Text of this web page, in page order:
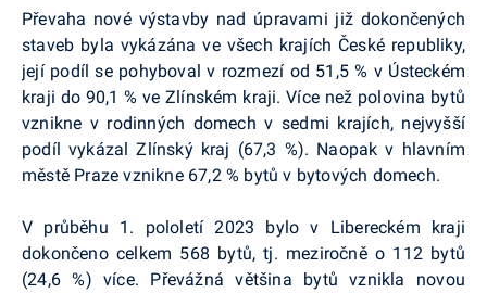
Převaha nové výstavby nad úpravami již dokončených
staveb byla vykázána ve všech krajích České republiky,
její podíl se pohyboval v rozmezí od 51,5 % v Ústeckém
kraji do 90,1 % ve Zlínském kraji. Více než polovina bytů
vznikne v rodinných domech v sedmi krajích, nejvyšší
podíl vykázal Zlínský kraj (67,3 %). Naopak v hlavním
městě Praze vznikne 67,2 % bytů v bytových domech.
V průběhu 1. pololetí 2023 bylo v Libereckém kraji
dokončeno celkem 568 bytů, tj. meziročně o 112 bytů
(24,6 %) více. Převážná většina bytů vznikla novou